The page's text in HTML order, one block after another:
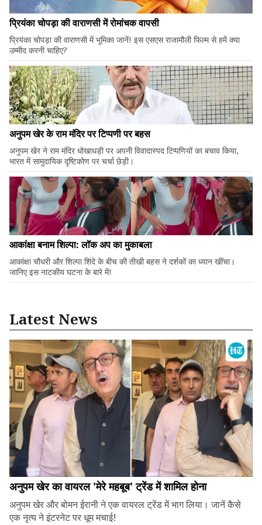
प्रियंका चोपड़ा की वाराणसी में रोमांचक वापसी
प्रियंका चोपड़ा की वाराणसी में भूमिका जानें! इस एसएस राजामौली फिल्म से हमें क्या
उम्मीद करनी चाहिए?
अनुपम खेर के राम मंदिर पर टिप्पणी पर बहस
अनुपम खेर ने राम मंदिर धोखाधड़ी पर अपनी विवादास्पद टिप्पणियों का बचाव किया,
भारत में सामुदायिक दृष्टिकोण पर चर्चा छेड़ी।
आकांक्षा बनाम शिल्पा: लॉक अप का मुकाबला
आकांक्षा चौधरी और शिल्पा शिंदे के बीच की तीखी बहस ने दर्शकों का ध्यान खींचा।
जानिए इस नाटकीय घटना के बारे में!
Latest News
अनुपम खेर का वायरल 'मेरे महबूब' ट्रेंड में शामिल होना
अनुपम खेर और बोमन ईरानी ने एक वायरल ट्रेंड में भाग लिया। जानें कैसे
एक नृत्य ने इंटरनेट पर धूम मचाई!